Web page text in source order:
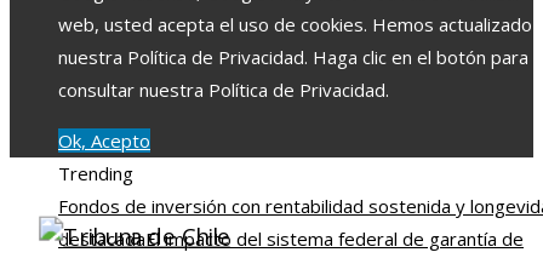
web, usted acepta el uso de cookies. Hemos actualizado
nuestra Política de Privacidad. Haga clic en el botón para
consultar nuestra Política de Privacidad.
Ok, Acepto
Trending
Fondos de inversión con rentabilidad sostenida y
destacadaEl impacto del sistema federal de garantía de